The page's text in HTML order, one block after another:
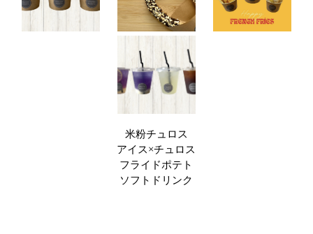
米粉チュロス
アイス×チュロス
フライドポテト
ソフトドリンク